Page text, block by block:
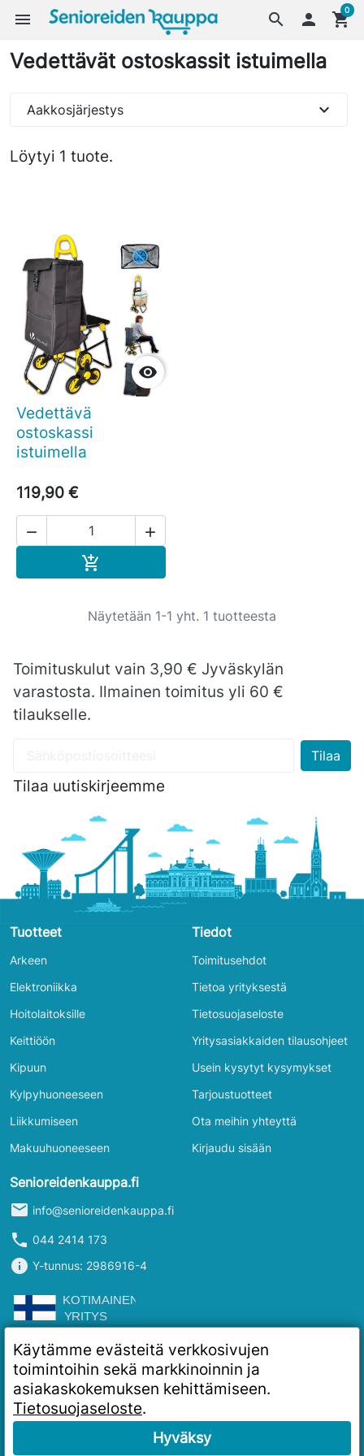
search
menu  shopping_cart
0
Vedettävät ostoskassit istuimella
Löytyi 1 tuote.
Aakkosjärjestys expand_more

Vedettävä
ostoskassi
istuimella
119,90 €
 

Näytetään 1-1 yht. 1 tuotteesta
Toimituskulut vain 3,90 € Jyväskylän
varastosta. Ilmainen toimitus yli 60 €
tilaukselle.
Tilaa uutiskirjeemme
Tuotteet
Arkeen
Elektroniikka
Hoitolaitoksille
Keittiöön
Kipuun
Kylpyhuoneeseen
Liikkumiseen
Makuuhuoneeseen
Tiedot
Toimitusehdot
Tietoa yrityksestä
Tietosuojaseloste
Yritysasiakkaiden tilausohjeet
Usein kysytyt kysymykset
Tarjoustuotteet
Ota meihin yhteyttä
Kirjaudu sisään
Senioreidenkauppa.fi
mail info@senioreidenkauppa.fi
phone 044 2414 173
info Y-tunnus: 2986916-4
Käytämme evästeitä verkkosivujen
toimintoihin sekä markkinoinnin ja
asiakaskokemuksen kehittämiseen.
Tietosuojaseloste.
Hyväksy